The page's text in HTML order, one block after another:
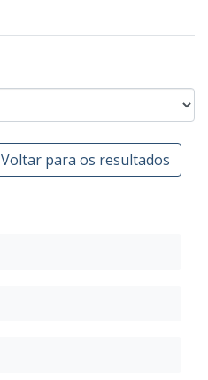
Voltar para os resultados